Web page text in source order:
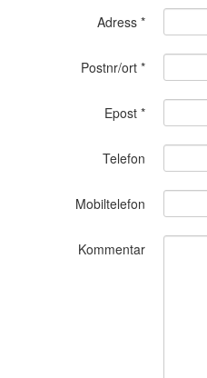
Adress *
Postnr/ort *
Epost *
Telefon
Mobiltelefon
Kommentar